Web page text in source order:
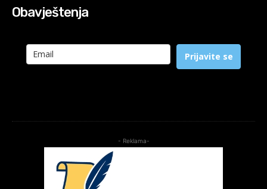
Obavještenja
Prijavite se
- Reklama-